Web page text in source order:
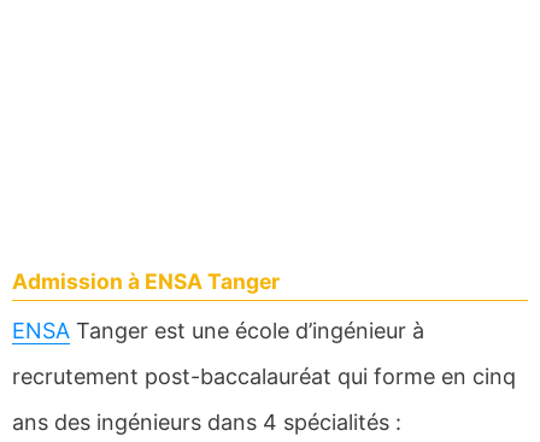
Admission à ENSA Tanger
ENSA Tanger est une école d’ingénieur à
recrutement post-baccalauréat qui forme en cinq
ans des ingénieurs dans 4 spécialités :